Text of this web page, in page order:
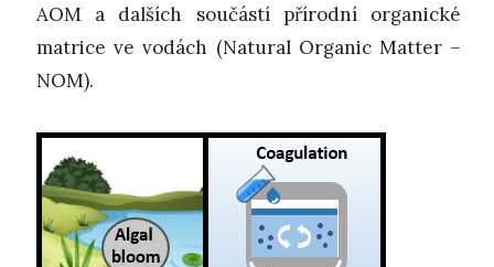
AOM a dalších součástí přírodní organické
matrice ve vodách (Natural Organic Matter –
NOM).